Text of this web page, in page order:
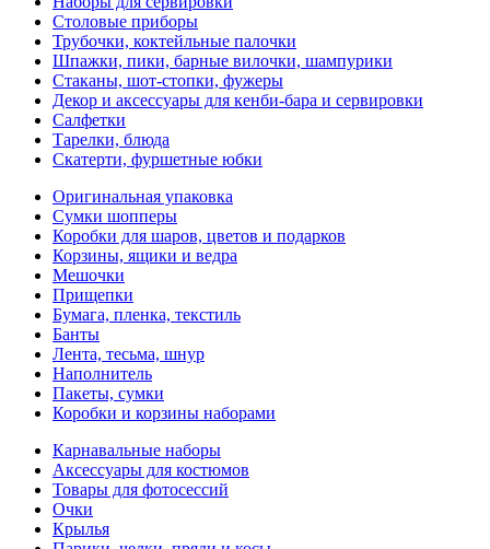
Столовые приборы
Трубочки, коктейльные палочки
Шпажки, пики, барные вилочки, шампурики
Стаканы, шот-стопки, фужеры
Декор и аксессуары для кенби-бара и сервировки
Салфетки
Тарелки, блюда
Скатерти, фуршетные юбки
Оригинальная упаковка
Сумки шопперы
Коробки для шаров, цветов и подарков
Корзины, ящики и ведра
Мешочки
Прищепки
Бумага, пленка, текстиль
Банты
Лента, тесьма, шнур
Наполнитель
Пакеты, сумки
Коробки и корзины наборами
Карнавальные наборы
Аксессуары для костюмов
Товары для фотосессий
Очки
Крылья